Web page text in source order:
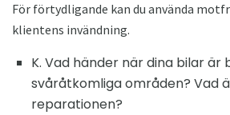
För förtydligande kan du använda
klientens invändning.
K. Vad händer när dina bilar är
svåråtkomliga områden? Vad
reparationen?